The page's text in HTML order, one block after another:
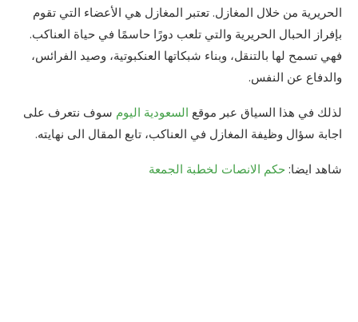
الحريرية من خلال المغازل. تعتبر المغازل هي الأعضاء التي تقوم
بإفراز الحبال الحريرية والتي تلعب دورًا حاسمًا في حياة العناكب.
فهي تسمح لها بالتنقل، وبناء شبكاتها العنكبوتية، وصيد الفرائس،
والدفاع عن النفس.
لذلك في هذا السياق عبر موقع السعودية اليوم سوف نتعرف على
اجابة سؤال وظيفة المغازل في العناكب، تابع المقال الى نهايته.
شاهد ايضا: حكم الانصات لخطبة الجمعة